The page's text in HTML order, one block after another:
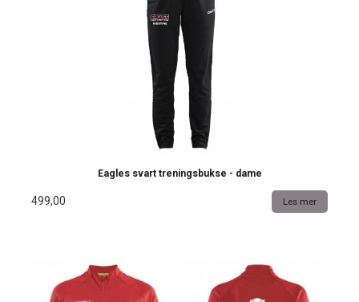
Eagles svart treningsbukse - dame
499,00 Les mer